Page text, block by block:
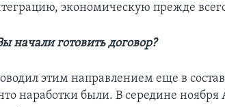
экономическую прежде
начали готовить договор?
этим направлением еще в
наработки были. В середине